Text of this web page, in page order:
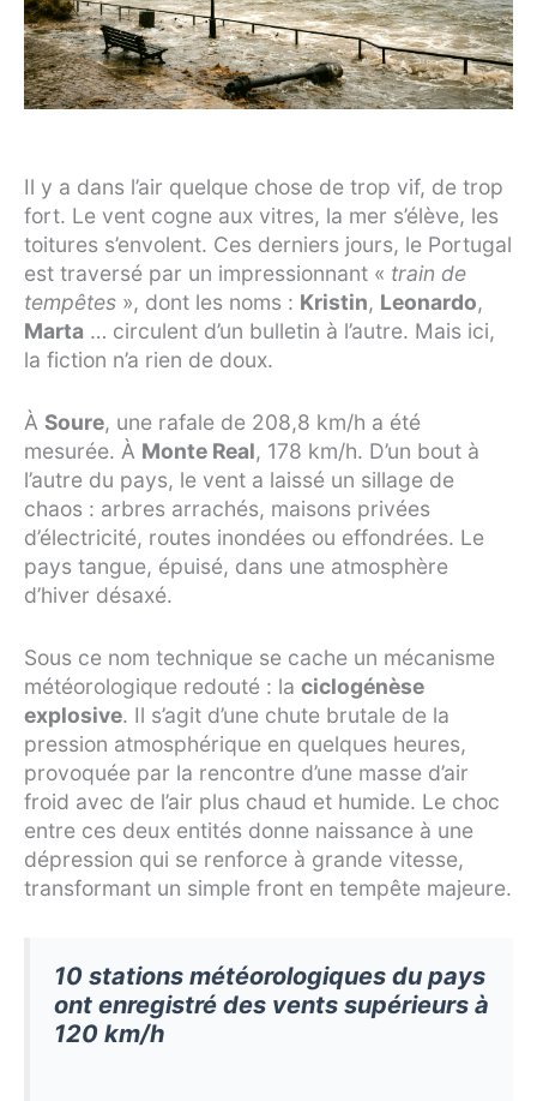
Il y a dans l’air quelque chose de trop vif, de trop
fort. Le vent cogne aux vitres, la mer s’élève, les
toitures s’envolent. Ces derniers jours, le Portugal
est traversé par un impressionnant « train de
tempêtes », dont les noms : Kristin, Leonardo,
Marta … circulent d’un bulletin à l’autre. Mais ici,
la fiction n’a rien de doux.
À Soure, une rafale de 208,8 km/h a été
mesurée. À Monte Real, 178 km/h. D’un bout à
l’autre du pays, le vent a laissé un sillage de
chaos : arbres arrachés, maisons privées
d’électricité, routes inondées ou effondrées. Le
pays tangue, épuisé, dans une atmosphère
d’hiver désaxé.
Sous ce nom technique se cache un mécanisme
météorologique redouté : la ciclogénèse
explosive. Il s’agit d’une chute brutale de la
pression atmosphérique en quelques heures,
provoquée par la rencontre d’une masse d’air
froid avec de l’air plus chaud et humide. Le choc
entre ces deux entités donne naissance à une
dépression qui se renforce à grande vitesse,
transformant un simple front en tempête majeure.
10 stations météorologiques du pays
ont enregistré des vents supérieurs à
120 km/h